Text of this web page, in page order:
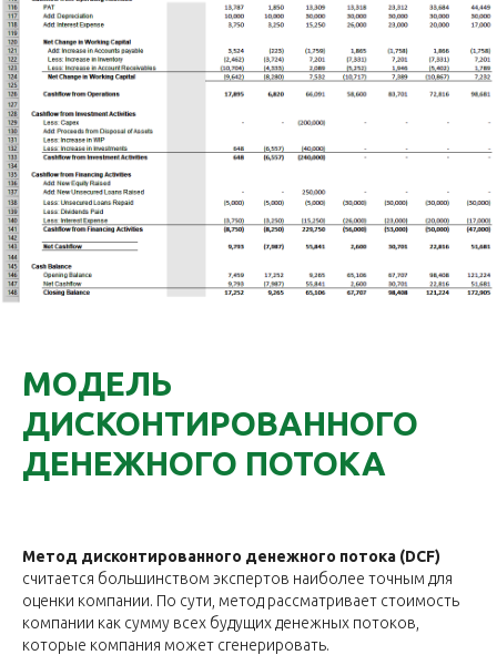
МОДЕЛЬ
ДИСКОНТИРОВАННОГО
ДЕНЕЖНОГО ПОТОКА
Метод дисконтированного денежного потока (DCF)
считается большинством экспертов наиболее точным для
оценки компании. По сути, метод рассматривает стоимость
компании как сумму всех будущих денежных потоков,
которые компания может сгенерировать.